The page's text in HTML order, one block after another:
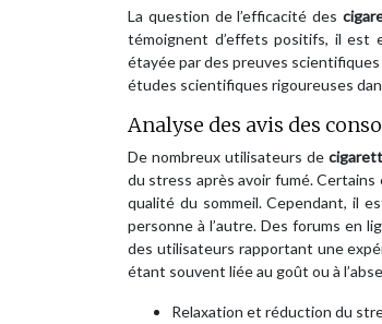
La question de l’efficacité des
témoignent d’effets positifs, il est
étayée par des preuves
études scientifiques rigoureuses
Analyse des avis des
De nombreux utilisateurs de
du stress après avoir fumé.
qualité du sommeil. Cependant, il
personne à l’autre. Des forums en
des utilisateurs rapportant une
étant souvent liée au goût ou à
Relaxation et réduction du